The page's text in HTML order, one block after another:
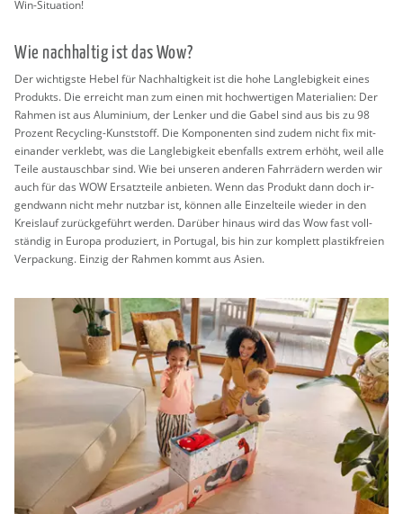
Win-Si­tua­ti­on!
Wie nach­hal­tig ist das Wow?
Der wich­tigs­te Hebel für Nach­hal­tig­keit ist die hohe Lang­le­big­keit eines
Pro­dukts. Die er­reicht man zum einen mit hoch­wer­ti­gen Ma­te­ria­li­en: Der
Rah­men ist aus Alu­mi­ni­um, der Len­ker und die Gabel sind aus bis zu 98
Pro­zent Re­cy­cling-Kunst­stoff. Die Kom­po­nen­ten sind zudem nicht fix mit­
ein­an­der ver­klebt, was die Lang­le­big­keit eben­falls ex­trem er­höht, weil alle
Teile aus­tausch­bar sind. Wie bei un­se­ren an­de­ren Fahr­rä­dern wer­den wir
auch für das WOW Er­satz­tei­le an­bie­ten. Wenn das Pro­dukt dann doch ir­
gend­wann nicht mehr nutz­bar ist, kön­nen alle Ein­zel­tei­le wie­der in den
Kreis­lauf zu­rück­ge­führt wer­den. Dar­über hin­aus wird das Wow fast voll­
stän­dig in Eu­ro­pa pro­du­ziert, in Por­tu­gal, bis hin zur kom­plett plas­tik­frei­en
Ver­pa­ckung. Ein­zig der Rah­men kommt aus Asien.